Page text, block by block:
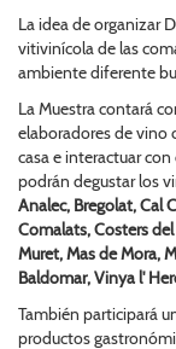
La idea de organizar
vitivinícola de las
ambiente diferente
La Muestra contará
elaboradores de vino
casa e interactuar
podrán degustar los
Analec, Bregolat, Cal
Comalats, Costers del
Muret, Mas de Mora,
Baldomar, Vinya l'
También participará
productos